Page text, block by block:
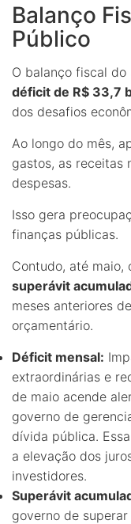
Balanço
Público
O balanço fiscal
déficit de R$ 33,7
dos desafios
Ao longo do mês,
gastos, as receitas
despesas.
Isso gera
finanças públicas.
Contudo, até maio,
superávit
meses anteriores
orçamentário.
Déficit mensal:
extraordinárias e
de maio acende
governo de
dívida pública.
a elevação dos
investidores.
Superávit
governo de